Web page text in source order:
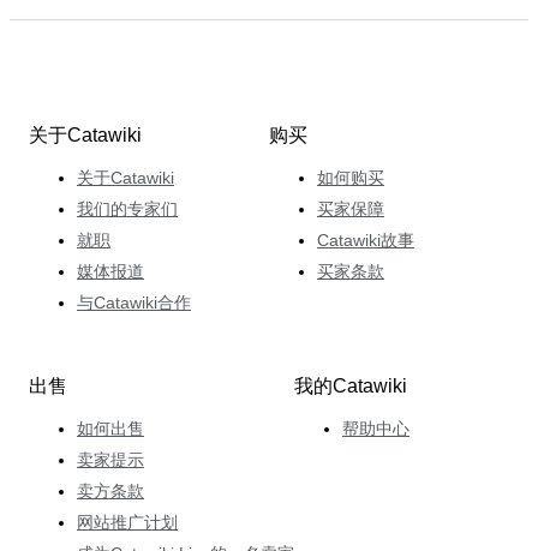
关于Catawiki
关于Catawiki
我们的专家们
就职
媒体报道
与Catawiki合作
购买
如何购买
买家保障
Catawiki故事
买家条款
出售
如何出售
卖家提示
卖方条款
网站推广计划
我的Catawiki
帮助中心